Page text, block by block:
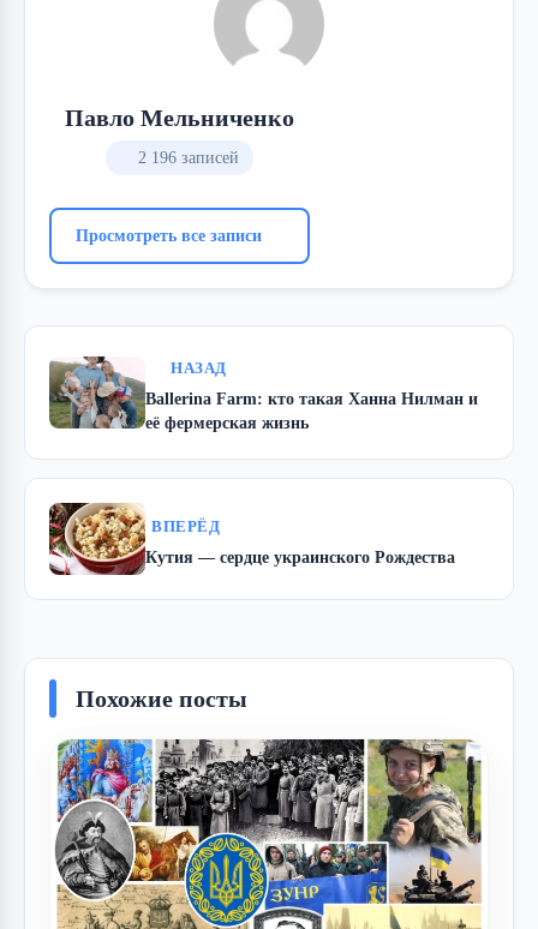
Павло Мельниченко
2 196 записей
Просмотреть все записи
НАЗАД
Ballerina Farm: кто такая Ханна Нилман и
её фермерская жизнь
ВПЕРЁД
Кутия — сердце украинского Рождества
Похожие посты